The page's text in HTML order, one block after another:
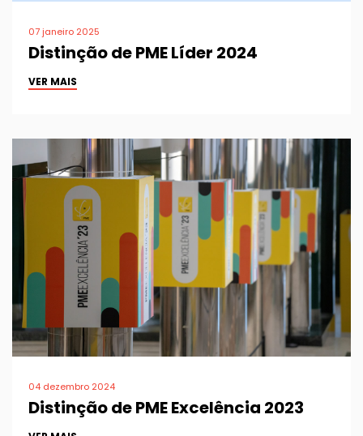
07 janeiro 2025
Distinção de PME Líder 2024
VER MAIS
04 dezembro 2024
Distinção de PME Excelência 2023